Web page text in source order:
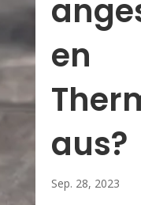
en
aus?
Sep. 28, 2023